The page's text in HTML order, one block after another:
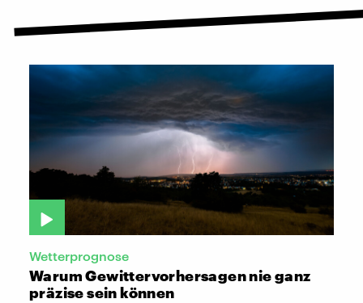
Wetterprognose
Warum Gewittervorhersagen nie ganz
präzise sein können